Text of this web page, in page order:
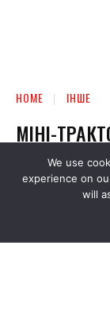
We use
experience on
will